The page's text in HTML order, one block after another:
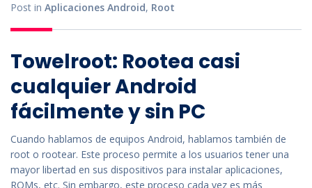
Post in Aplicaciones Android, Root
Towelroot: Rootea casi
cualquier Android
fácilmente y sin PC
Cuando hablamos de equipos Android, hablamos también de
root o rootear. Este proceso permite a los usuarios tener una
mayor libertad en sus dispositivos para instalar aplicaciones,
ROMs, etc. Sin embargo, este proceso cada vez es más